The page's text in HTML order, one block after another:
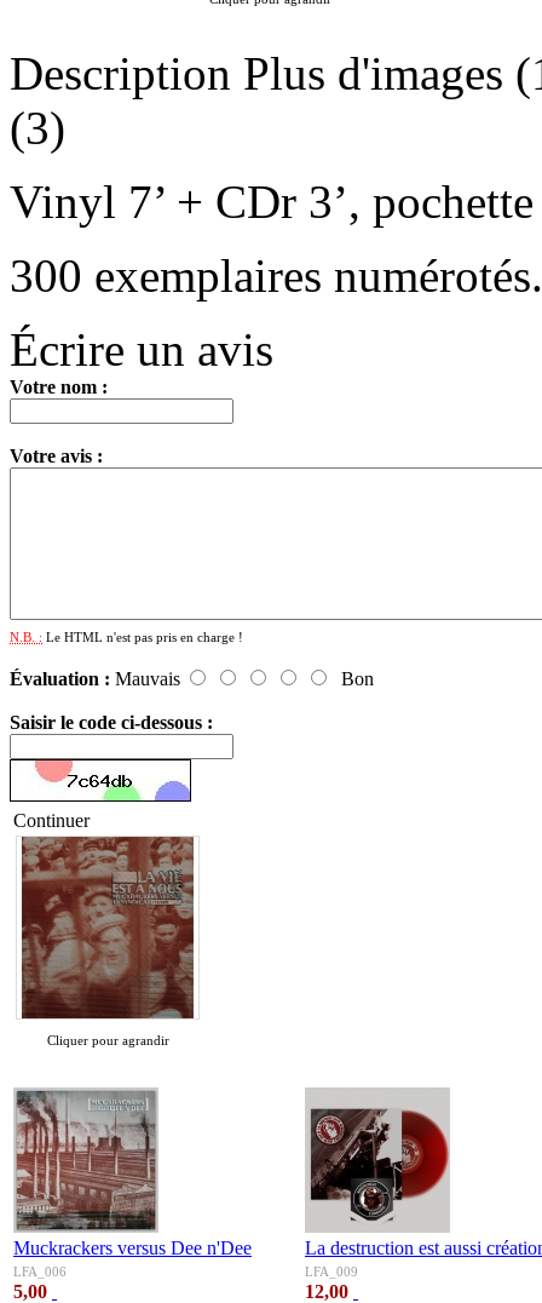
Description Plus d'images
(3)
Vinyl 7’ + CDr 3’,
300 exemplaires numérotés.
Écrire un avis
Votre nom :
Votre avis :
N.B. : Le HTML n'est pas pris en charge !
Évaluation : Mauvais Bon
Saisir le code ci-dessous :
Continuer
Cliquer pour agrandir
Muckrackers versus Dee n'Dee
LFA_006
5,00
La destruction est aussi
LFA_009
12,00